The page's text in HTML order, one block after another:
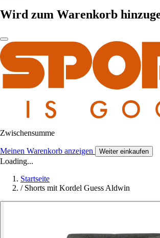
Wird zum Warenkorb
Zwischensumme
Meinen Warenkorb anzeigen Weiter einkaufen
Loading...
Startseite
/ Shorts mit Kordel Guess Aldwin